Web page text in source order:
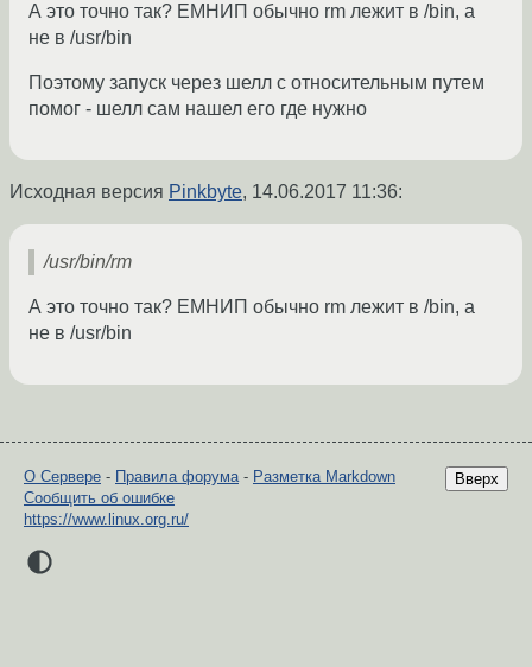
А это точно так? ЕМНИП обычно rm лежит в /bin, а
не в /usr/bin
Поэтому запуск через шелл с относительным путем
помог - шелл сам нашел его где нужно
Исходная версия Pinkbyte, 14.06.2017 11:36:
/usr/bin/rm
А это точно так? ЕМНИП обычно rm лежит в /bin, а
не в /usr/bin
Вверх
О Сервере - Правила форума- Разметка Markdown
Сообщить об ошибке
https://www.linux.org.ru/